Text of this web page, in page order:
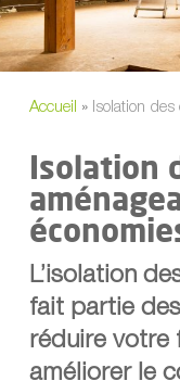
Accueil » Isolation
Isolation
L’isolation
fait partie
réduire votre
améliorer le